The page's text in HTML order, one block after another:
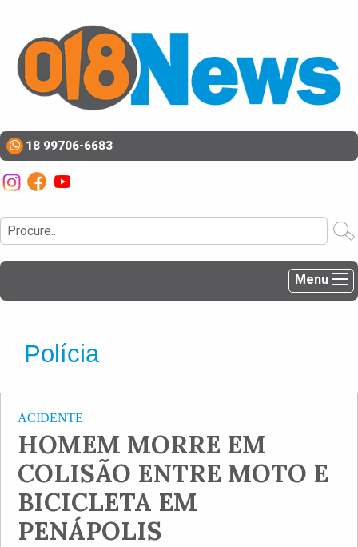
18 99706-6683
Menu
Polícia
ACIDENTE
HOMEM MORRE EM
COLISÃO ENTRE MOTO E
BICICLETA EM
PENÁPOLIS